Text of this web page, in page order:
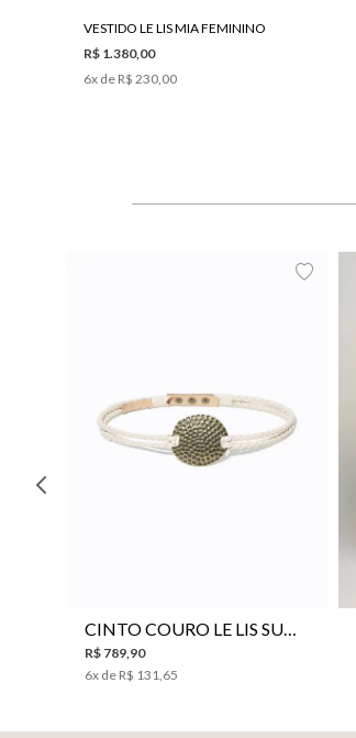
VESTIDO LE LIS MIA FEMININO
R$ 1.380,00
6x de R$ 230,00
CINTO COURO LE LIS SUKI FEMININO
R$ 789,90
6x de R$ 131,65